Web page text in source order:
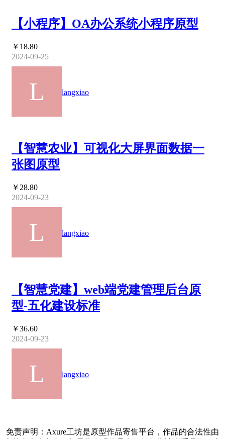
【小程序】OA办公系统小程序原型
￥18.80
2024-09-25
langxiao
【智慧农业】可视化大屏界面数据一
张图原型
￥28.80
2024-09-23
langxiao
【智慧党建】web端党建管理后台原
型-五化建设标准
￥36.60
2024-09-23
langxiao
免责声明：Axure工坊是原型作品寄售平台，作品的合法性由